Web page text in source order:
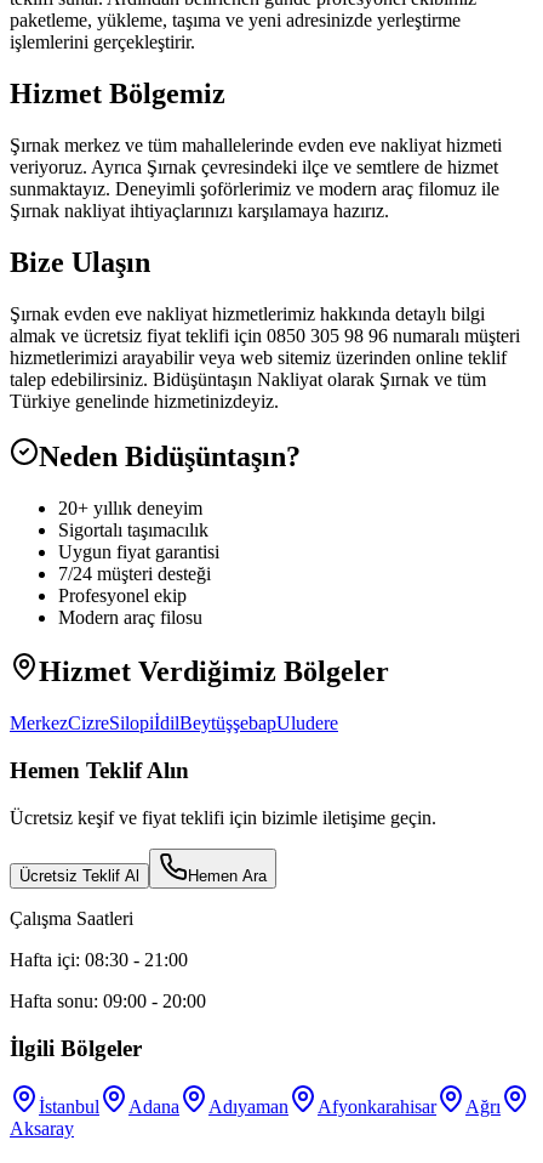
paketleme, yükleme, taşıma ve yeni adresinizde yerleştirme
işlemlerini gerçekleştirir.
Hizmet Bölgemiz
Şırnak merkez ve tüm mahallelerinde evden eve nakliyat hizmeti
veriyoruz. Ayrıca Şırnak çevresindeki ilçe ve semtlere de hizmet
sunmaktayız. Deneyimli şoförlerimiz ve modern araç filomuz ile
Şırnak nakliyat ihtiyaçlarınızı karşılamaya hazırız.
Bize Ulaşın
Şırnak evden eve nakliyat hizmetlerimiz hakkında detaylı bilgi
almak ve ücretsiz fiyat teklifi için 0850 305 98 96 numaralı müşteri
hizmetlerimizi arayabilir veya web sitemiz üzerinden online teklif
talep edebilirsiniz. Bidüşüntaşın Nakliyat olarak Şırnak ve tüm
Türkiye genelinde hizmetinizdeyiz.
Neden Bidüşüntaşın?
20+ yıllık deneyim
Sigortalı taşımacılık
Uygun fiyat garantisi
7/24 müşteri desteği
Profesyonel ekip
Modern araç filosu
Hizmet Verdiğimiz Bölgeler
MerkezCizreSilopiİdilBeytüşşebapUludere
Hemen Teklif Alın
Ücretsiz keşif ve fiyat teklifi için bizimle iletişime geçin.
Ücretsiz Teklif Al Hemen Ara
Çalışma Saatleri
Hafta içi: 08:30 - 21:00
Hafta sonu: 09:00 - 20:00
İlgili Bölgeler
İstanbul Adana Adıyaman Afyonkarahisar
Ağrı
Aksaray